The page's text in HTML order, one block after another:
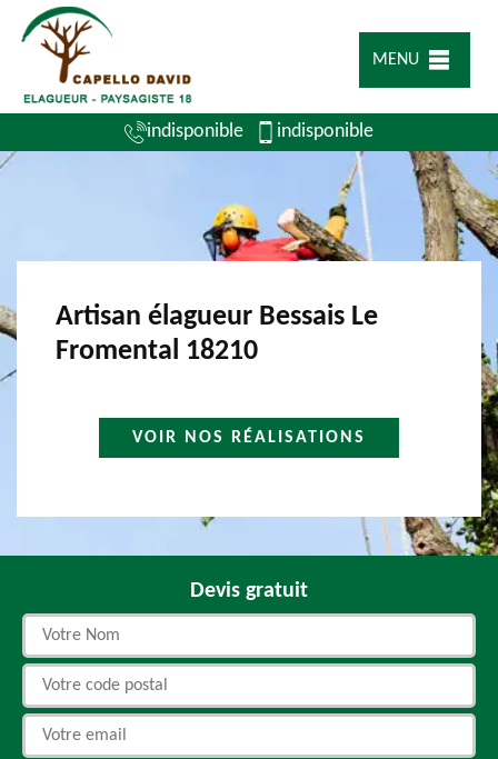
MENU
indisponible indisponible
Artisan élagueur Bessais Le
Fromental 18210
VOIR NOS RÉALISATIONS
Devis gratuit